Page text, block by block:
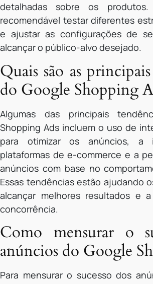
detalhadas sobre os
recomendável testar diferentes
e ajustar as configurações de
alcançar o público-alvo desejado.
Quais são as
do Google Shopping
Algumas das principais
Shopping Ads incluem o uso de
para otimizar os anúncios, a
plataformas de e-commerce e a
anúncios com base no
Essas tendências estão ajudando
alcançar melhores resultados e
concorrência.
Como mensurar o
anúncios do Google
Para mensurar o sucesso dos